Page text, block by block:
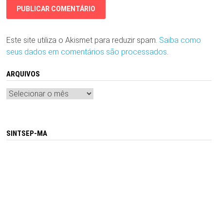
Este site utiliza o Akismet para reduzir spam. Saiba como
seus dados em comentários são processados.
ARQUIVOS
Arquivos
SINTSEP-MA